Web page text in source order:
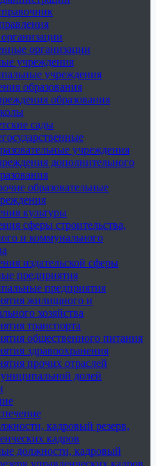
организации
учреждения
учреждения
образования
образования
сады
учреждения
дополнительного
образовательные
культуры
сферы строительства,
и коммунального
издательской сферы
предприятия
предприятия
жилищного и
хозяйства
транспорта
общественного питания
здравоохранения
прочих отраслей
долей
кадровый резерв,
кадров
должности, кадровый
управленческих кадров